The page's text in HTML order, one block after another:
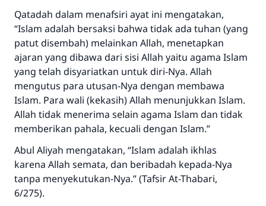
Qatadah dalam menafsiri ayat ini mengatakan,
“Islam adalah bersaksi bahwa tidak ada tuhan (yang
patut disembah) melainkan Allah, menetapkan
ajaran yang dibawa dari sisi Allah yaitu agama Islam
yang telah disyariatkan untuk diri-Nya. Allah
mengutus para utusan-Nya dengan membawa
Islam. Para wali (kekasih) Allah menunjukkan Islam.
Allah tidak menerima selain agama Islam dan tidak
memberikan pahala, kecuali dengan Islam.”
Abul Aliyah mengatakan, “Islam adalah ikhlas
karena Allah semata, dan beribadah kepada-Nya
tanpa menyekutukan-Nya.” (Tafsir At-Thabari,
6/275).